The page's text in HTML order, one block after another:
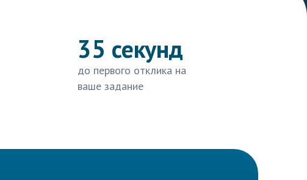
35 секунд
до первого отклика на
ваше задание